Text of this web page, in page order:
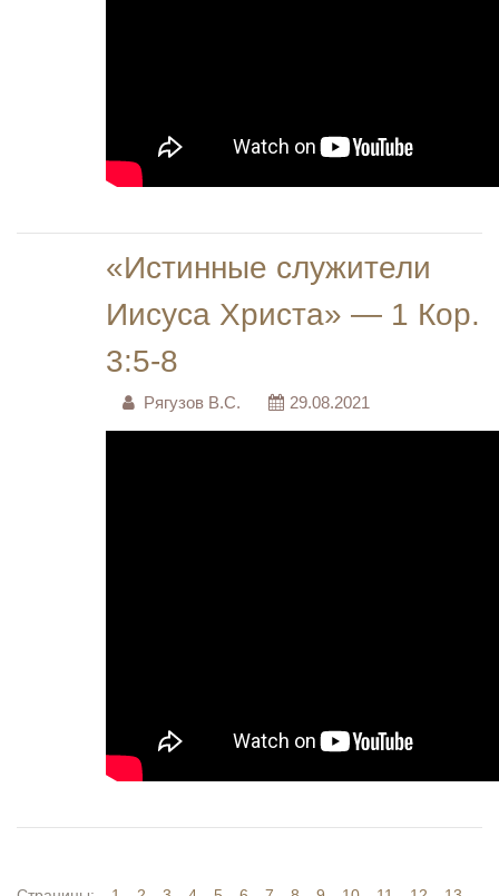
«Истинные служители
Иисуса Христа» — 1 Кор.
3:5-8
Рягузов В.С. 29.08.2021